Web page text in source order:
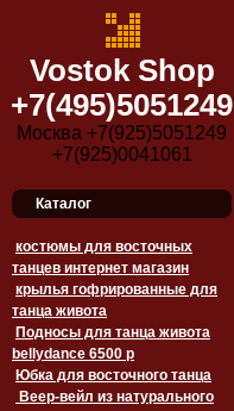
Vostok Shop
+7(495)5051249
Москва +7(925)5051249
+7(925)0041061
Каталог
костюмы для восточных
танцев интернет магазин
крылья гофрированные для
танца живота
Подносы для танца живота
bellydance 6500 p
Юбка для восточного танца
Веер-вейл из натурального